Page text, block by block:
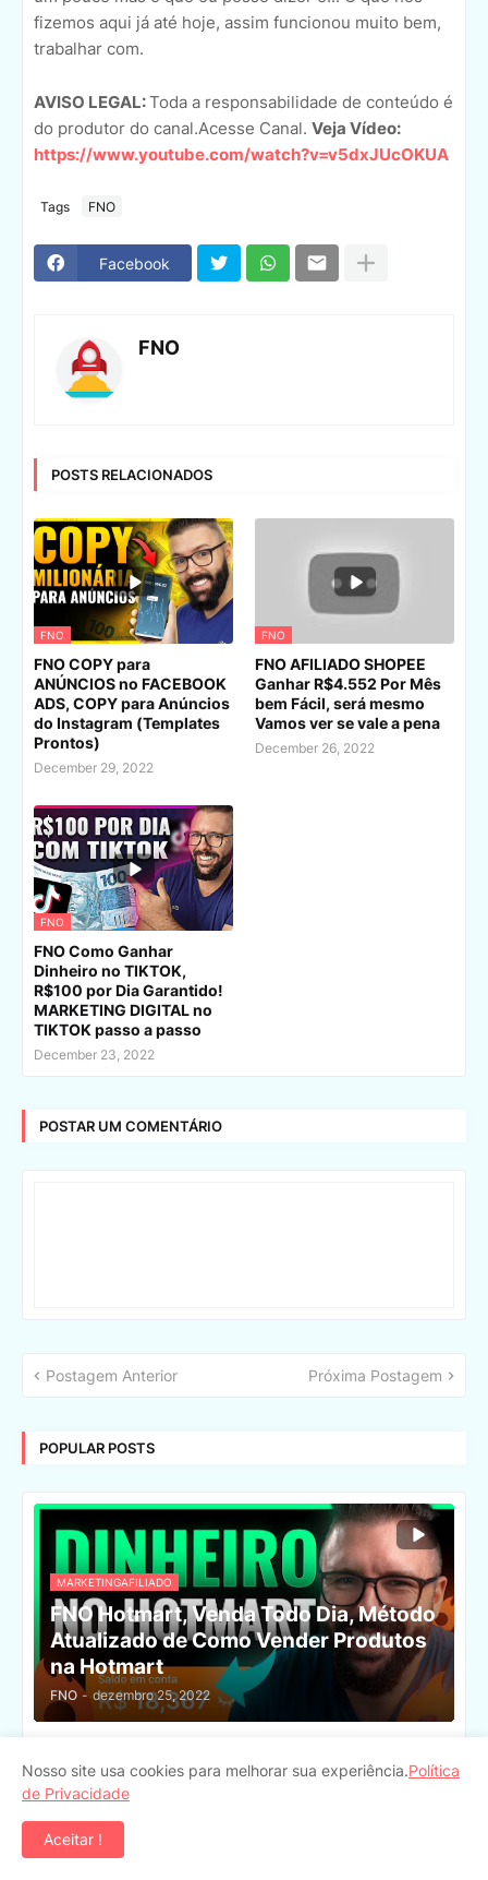
fizemos aqui já até hoje, assim funcionou muito bem,
trabalhar com.
AVISO LEGAL:Toda a responsabilidade de conteúdo é
do produtor do canal.Acesse Canal. Veja Vídeo:
https://www.youtube.com/watch?v=v5dxJUcOKUA
Tags FNO
Facebook
FNO
POSTS RELACIONADOS
FNO
FNO COPY para
ANÚNCIOS no FACEBOOK
ADS, COPY para Anúncios
do Instagram (Templates
Prontos)
December 29, 2022
FNO
FNO AFILIADO SHOPEE
Ganhar R$4.552 Por Mês
bem Fácil, será mesmo
Vamos ver se vale a pena
December 26, 2022
FNO
FNO Como Ganhar
Dinheiro no TIKTOK,
R$100 por Dia Garantido!
MARKETING DIGITAL no
TIKTOK passo a passo
December 23, 2022
POSTAR UM COMENTÁRIO
Postagem Anterior Próxima Postagem
POPULAR POSTS
MARKETINGAFILIADO
FNO Hotmart, Venda Todo Dia, Método
Atualizado de Como Vender Produtos
na Hotmart
FNO - dezembro 25, 2022
COMEÇA NO MARKETING DIGITAL (E
Nosso site usa cookies para melhorar sua experiência.Política
de Privacidade
Aceitar !